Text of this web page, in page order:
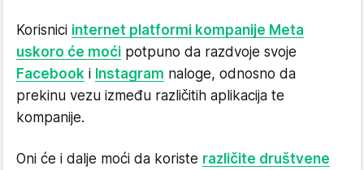
Korisnici internet platformi kompanije Meta
uskoro će moći potpuno da razdvoje svoje
Facebook i Instagram naloge, odnosno da
prekinu vezu između različitih aplikacija te
kompanije.
Oni će i dalje moći da koriste različite društvene